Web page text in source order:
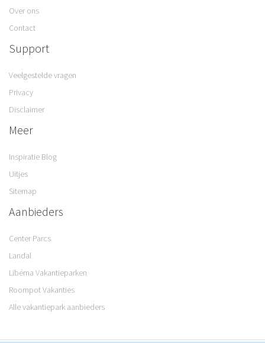
Over ons
Contact
Support
Veelgestelde vragen
Privacy
Disclaimer
Meer
Inspiratie Blog
Uitjes
Sitemap
Aanbieders
Center Parcs
Landal
Libéma Vakantieparken
Roompot Vakanties
Alle vakantiepark aanbieders